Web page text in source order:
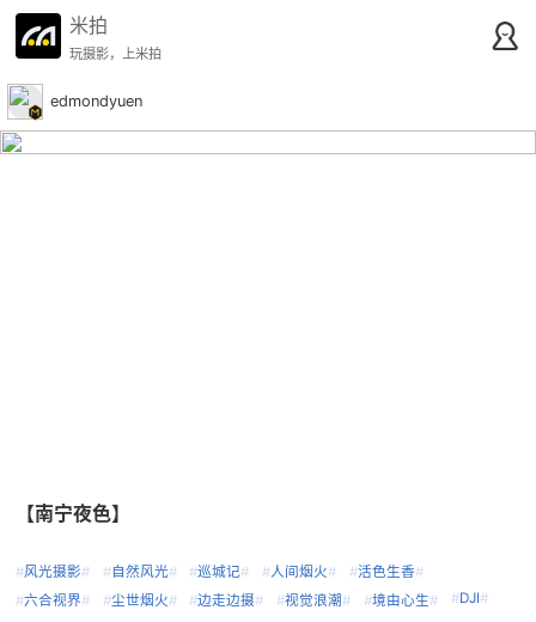
米拍
玩摄影，上米拍
edmondyuen
【南宁夜色】
#风光摄影# #自然风光# #巡城记# #人间烟火# #活色生香#
#六合视界# #尘世烟火# #边走边摄# #视觉浪潮# #境由心生# #DJI#